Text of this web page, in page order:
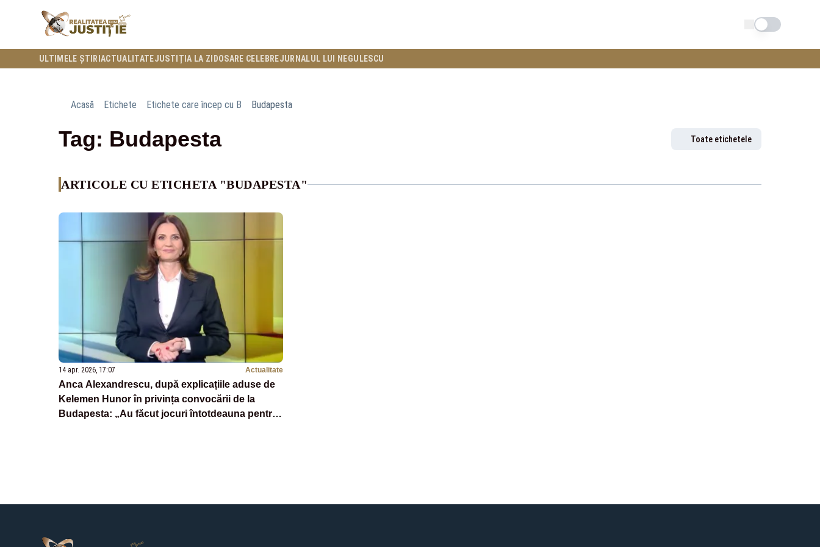
Schimba tema
ULTIMELE ȘTIRI ACTUALITATEJUSTIȚIA LA ZI DOSARE CELEBREJURNALUL LUI NEGULESCU
Acasă Etichete Etichete care încep cu B Budapesta
Tag: Budapesta Toate etichetele
ARTICOLE CU ETICHETA "BUDAPESTA"
14 apr. 2026, 17:07 Actualitate
Anca Alexandrescu, după explicațiile aduse de
Kelemen Hunor în privința convocării de la
Budapesta: „Au făcut jocuri întotdeauna pentru